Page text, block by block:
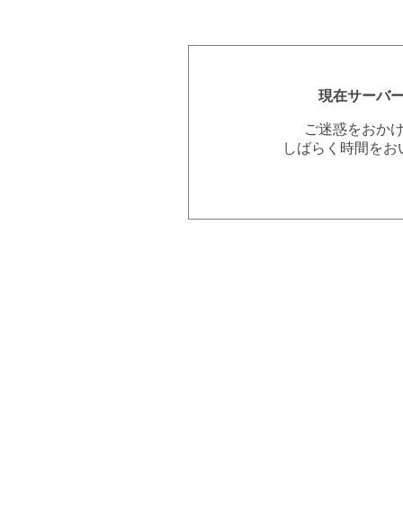
現在サーバ
ご迷惑をおか
しばらく時間を